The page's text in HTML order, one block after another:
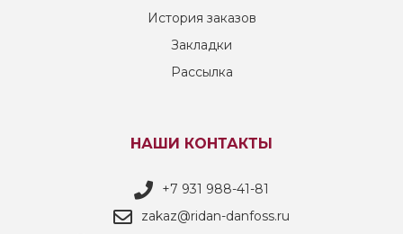
История заказов
Закладки
Рассылка
НАШИ КОНТАКТЫ
+7 931 988-41-81
zakaz@ridan-danfoss.ru